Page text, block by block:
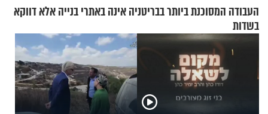
העבודה המסוכנת ביותר בבריטניה אינה באתרי בנייה אלא דווקא
בשדות